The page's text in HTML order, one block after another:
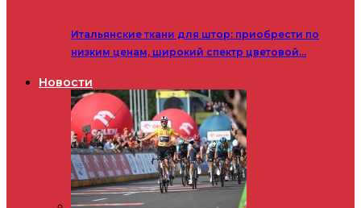
Итальянские ткани для штор: приобрести по
низким ценам, широкий спектр цветовой…
Новости